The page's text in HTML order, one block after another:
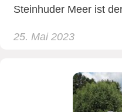
Steinhuder Meer ist
25. Mai 2023